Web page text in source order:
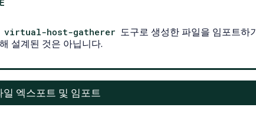
virtual-host-gatherer 도구로 생성한 파일을 임포트하
설계된 것은 아닙니다.
일 엑스포트 및 임포트